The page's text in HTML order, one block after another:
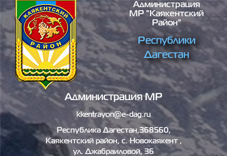
Перейти к основному содержаниюАдминистрация
МР "Каякентский
Район"
Республики
Дагестан
Администрация МР
kkentrayon@e-dag.ru
Республика Дагестан,368560,
Каякентский район, c. Новокаякент ,
ул. Джабраиловой, 36